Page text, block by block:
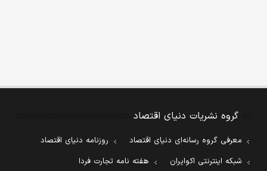
گروه نشریات دنیای اقتصاد
معرفی گروه رسانه‌ای دنیای اقتصاد
روزنامه دنیای اقتصاد
شبکه اینترنتی اکوایران
هفته نامه تجارت فردا